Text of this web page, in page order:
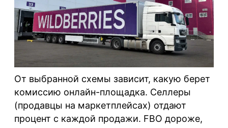
От выбранной схемы зависит, какую берет
комиссию онлайн-площадка. Селлеры
(продавцы на маркетплейсах) отдают
процент с каждой продажи. FBO дороже,